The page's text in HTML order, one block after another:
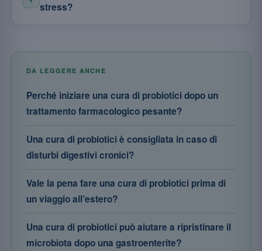
stress?
DA LEGGERE ANCHE
Perché iniziare una cura di probiotici dopo un
trattamento farmacologico pesante?
Una cura di probiotici è consigliata in caso di
disturbi digestivi cronici?
Vale la pena fare una cura di probiotici prima di
un viaggio all’estero?
Una cura di probiotici può aiutare a ripristinare il
microbiota dopo una gastroenterite?